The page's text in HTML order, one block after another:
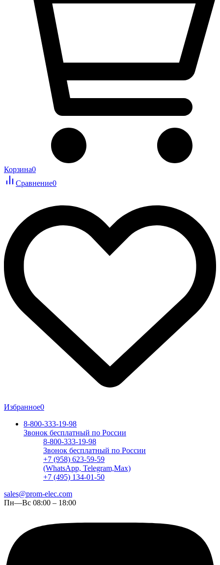
Корзина0
Сравнение0
Избранное0
8-800-333-19-98
Звонок бесплатный по России
8-800-333-19-98
Звонок бесплатный по России
+7 (958) 623-59-59
(WhatsApp, Telegram,Max)
+7 (495) 134-01-50
sales@prom-elec.com
Пн—Вс 08:00 – 18:00